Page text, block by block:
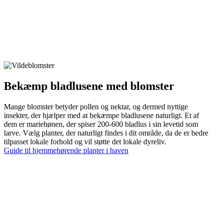
Bekæmp bladlusene med blomster
Mange blomster betyder pollen og nektar, og dermed nyttige
insekter, der hjælper med at bekæmpe bladlusene naturligt. Et af
dem er mariehønen, der spiser 200-600 bladlus i sin levetid som
larve. Vælg planter, der naturligt findes i dit område, da de er bedre
tilpasset lokale forhold og vil støtte det lokale dyreliv.
Guide til hjemmehørende planter i haven